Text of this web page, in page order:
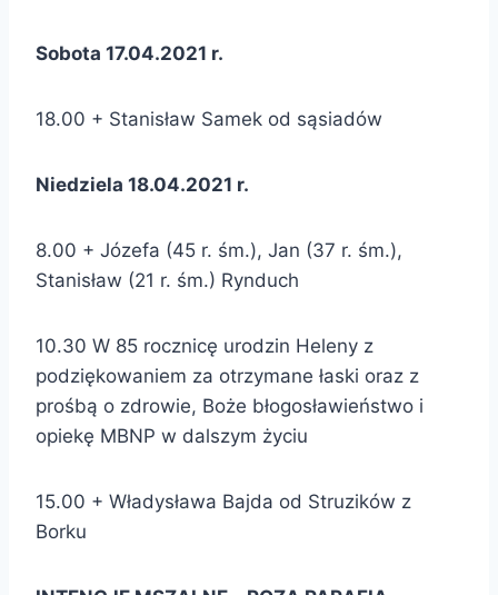
Sobota 17.04.2021 r.
18.00 + Stanisław Samek od sąsiadów
Niedziela 18.04.2021 r.
8.00 + Józefa (45 r. śm.), Jan (37 r. śm.),
Stanisław (21 r. śm.) Rynduch
10.30 W 85 rocznicę urodzin Heleny z
podziękowaniem za otrzymane łaski oraz z
prośbą o zdrowie, Boże błogosławieństwo i
opiekę MBNP w dalszym życiu
15.00 + Władysława Bajda od Struzików z
Borku